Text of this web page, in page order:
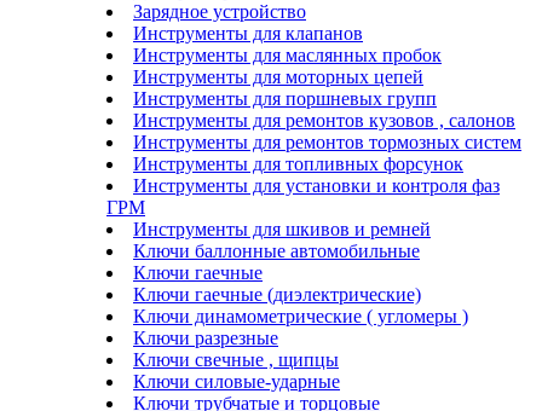
Зарядное устройство
Инструменты для клапанов
Инструменты для маслянных пробок
Инструменты для моторных цепей
Инструменты для поршневых групп
Инструменты для ремонтов кузовов , салонов
Инструменты для ремонтов тормозных систем
Инструменты для топливных форсунок
Инструменты для установки и контроля фаз
ГРМ
Инструменты для шкивов и ремней
Ключи баллонные автомобильные
Ключи гаечные
Ключи гаечные (диэлектрические)
Ключи динамометрические ( угломеры )
Ключи разрезные
Ключи свечные , щипцы
Ключи силовые-ударные
Ключи трубчатые и торцовые